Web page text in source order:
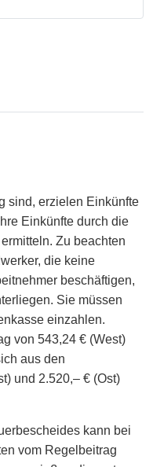
sind, erzielen Einkünfte
Einkünfte durch die
Zu beachten
die keine
beschäftigen,
Sie müssen
einzahlen.
von 543,24 € (West)
aus den
und 2.520,– € (Ost)
kann bei
vom Regelbeitrag